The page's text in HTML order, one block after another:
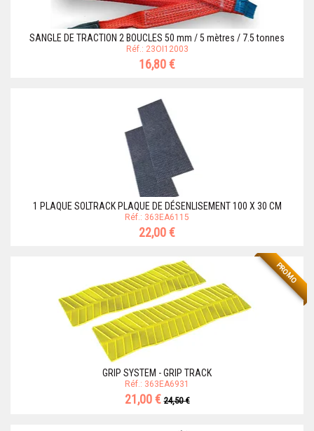
SANGLE DE TRACTION 2 BOUCLES 50 mm / 5 mètres / 7.5 tonnes
Réf.: 23OI12003
16,80 €
1 PLAQUE SOLTRACK PLAQUE DE DÉSENLISEMENT 100 X 30 CM
Réf.: 363EA6115
22,00 €
PROMO
GRIP SYSTEM - GRIP TRACK
Réf.: 363EA6931
21,00 €24,50 €